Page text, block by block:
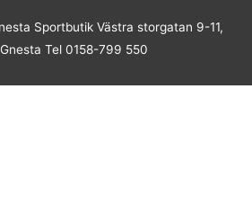
SportbutikVästra storgatan 9-11,
Tel 0158-799 550